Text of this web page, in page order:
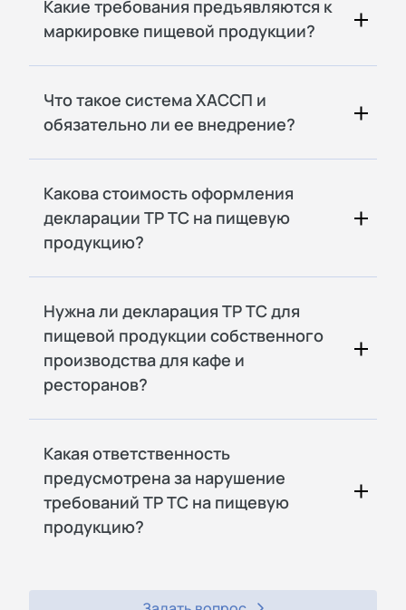
Какие требования предъявляются к
маркировке пищевой продукции?
Что такое система ХАССП и
обязательно ли ее внедрение?
Какова стоимость оформления
декларации ТР ТС на пищевую
продукцию?
Нужна ли декларация ТР ТС для
пищевой продукции собственного
производства для кафе и
ресторанов?
Какая ответственность
предусмотрена за нарушение
требований ТР ТС на пищевую
продукцию?